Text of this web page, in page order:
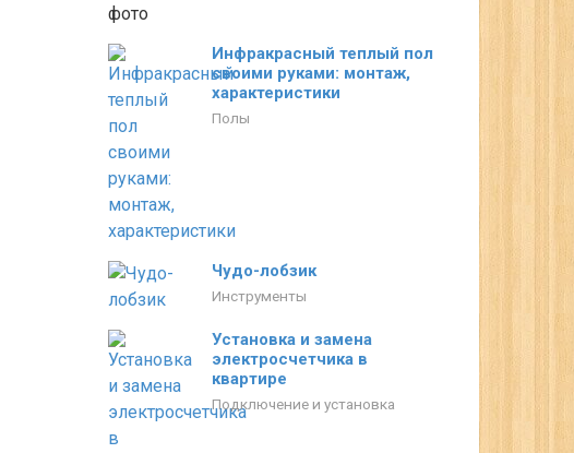
Инфракрасный теплый пол
своими руками: монтаж,
характеристики
Полы
Чудо-лобзик
Инструменты
Установка и замена
электросчетчика в
квартире
Подключение и установка